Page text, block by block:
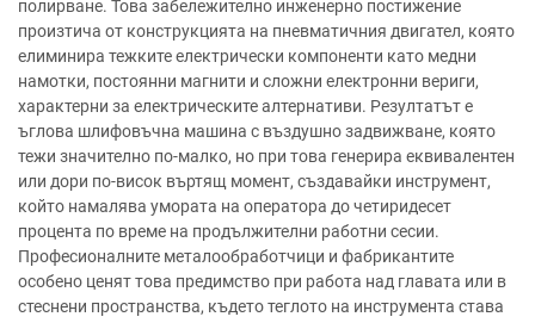
полирване. Това забележително инженерно постижение
произтича от конструкцията на пневматичния двигател, която
елиминира тежките електрически компоненти като медни
намотки, постоянни магнити и сложни електронни вериги,
характерни за електрическите алтернативи. Резултатът е
ъглова шлифовъчна машина с въздушно задвижване, която
тежи значително по-малко, но при това генерира еквивалентен
или дори по-висок въртящ момент, създавайки инструмент,
който намалява умората на оператора до четиридесет
процента по време на продължителни работни сесии.
Професионалните металообработчици и фабрикантите
особено ценят това предимство при работа над главата или в
стеснени пространства, където теглото на инструмента става